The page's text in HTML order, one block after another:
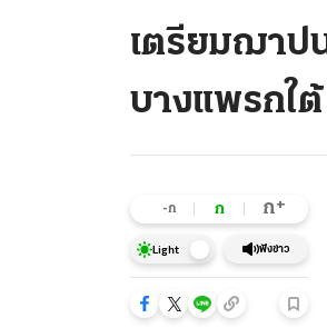
เตรียมฌาป
บางแพรกใต้
-ก ก ก+
Light ฟังข่าว